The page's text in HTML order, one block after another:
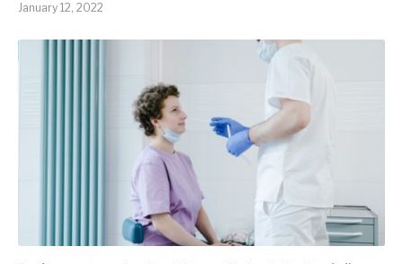
January 12, 2022